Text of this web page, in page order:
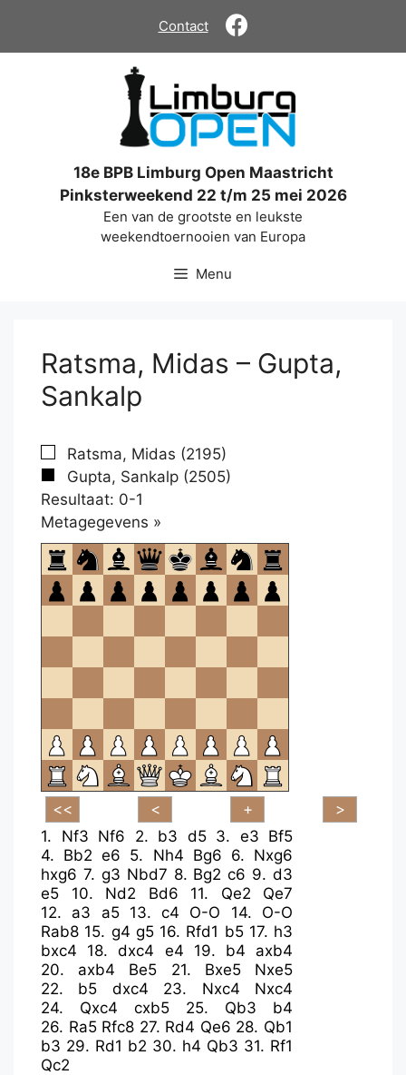
de
Contact
18e BPB Limburg Open Maastricht
Pinksterweekend 22 t/m 25 mei 2026
Een van de grootste en leukste
weekendtoernooien van Europa
Menu
Ratsma, Midas – Gupta,
Sankalp
Ratsma, Midas (2195)
Gupta, Sankalp (2505)
Resultaat: 0-1
Metagegevens »
om
te
openen.
1. Nf3 Nf6 2. b3 d5 3. e3 Bf5
4. Bb2 e6 5. Nh4 Bg6 6. Nxg6
hxg6 7. g3 Nbd7 8. Bg2 c6 9. d3
e5
10. Nd2 Bd6 11. Qe2
Qe7
12. a3 a5 13.c4 O-O 14. O-O
Rab8 15. g4 g5 16. Rfd1 b5 17. h3
bxc4
18.dxc4 e4 19. b4
axb4
20. axb4 Be5 21. Bxe5
Nxe5
22. b5 dxc4 23. Nxc4
Nxc4
24. Qxc4 cxb5 25. Qb3
b4
26. Ra5 Rfc8 27. Rd4 Qe6 28. Qb1
b3 29. Rd1 b2 30. h4 Qb3 31. Rf1
Qc2